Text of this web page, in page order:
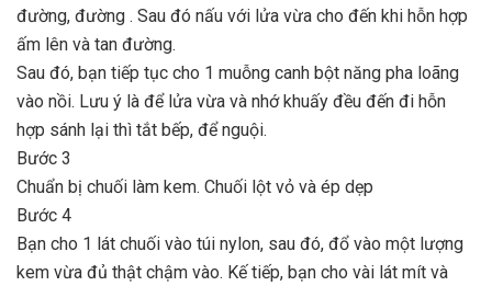
đường, đường . Sau đó nấu với lửa vừa cho đến khi hỗn hợp
ấm lên và tan đường.
Sau đó, bạn tiếp tục cho 1 muỗng canh bột năng pha loãng
vào nồi. Lưu ý là để lửa vừa và nhớ khuấy đều đến đi hỗn
hợp sánh lại thì tắt bếp, để nguội.
Bước 3
Chuẩn bị chuối làm kem. Chuối lột vỏ và ép dẹp
Bước 4
Bạn cho 1 lát chuối vào túi nylon, sau đó, đổ vào một lượng
kem vừa đủ thật chậm vào. Kế tiếp, bạn cho vài lát mít và